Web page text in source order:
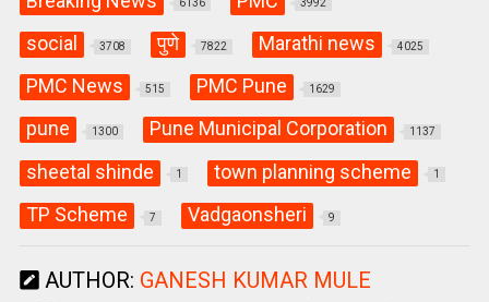
6136 3992
social 3708 पुणे 7822 Marathi news 4025
PMC News 515 PMC Pune 1629
pune 1300 Pune Municipal Corporation 1137
sheetal shinde 1 town planning scheme 1
TP Scheme 7 Vadgaonsheri 9
AUTHOR: GANESH KUMAR MULE